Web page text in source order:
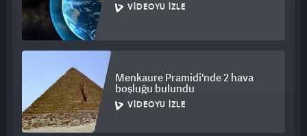
VIDEOYU İZLE
Menkaure Pramidi'nde 2 hava
boşluğu bulundu
VIDEOYU İZLE